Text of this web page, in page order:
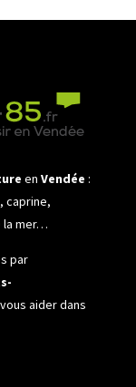
en Vendée :
caprine,
la mer…
par
aider dans